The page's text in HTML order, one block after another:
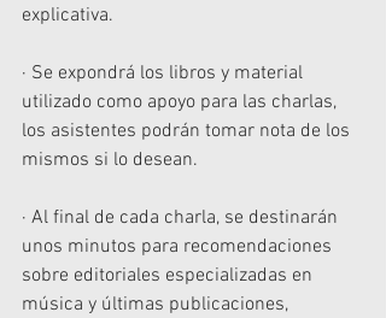
explicativa.
· Se expondrá los libros y material
utilizado como apoyo para las charlas,
los asistentes podrán tomar nota de los
mismos si lo desean.
· Al final de cada charla, se destinarán
unos minutos para recomendaciones
sobre editoriales especializadas en
música y últimas publicaciones,